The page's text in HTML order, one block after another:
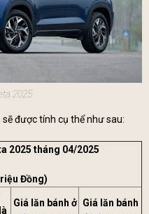
2025
được tính cụ thể như sau:
2025 tháng 04/2025
Đồng)
Giá lăn bánh ở Giá lăn bánh